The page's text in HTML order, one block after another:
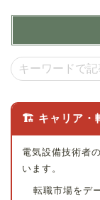
🏗 キャリア・
電気設備技術者
います。
転職市場をデ